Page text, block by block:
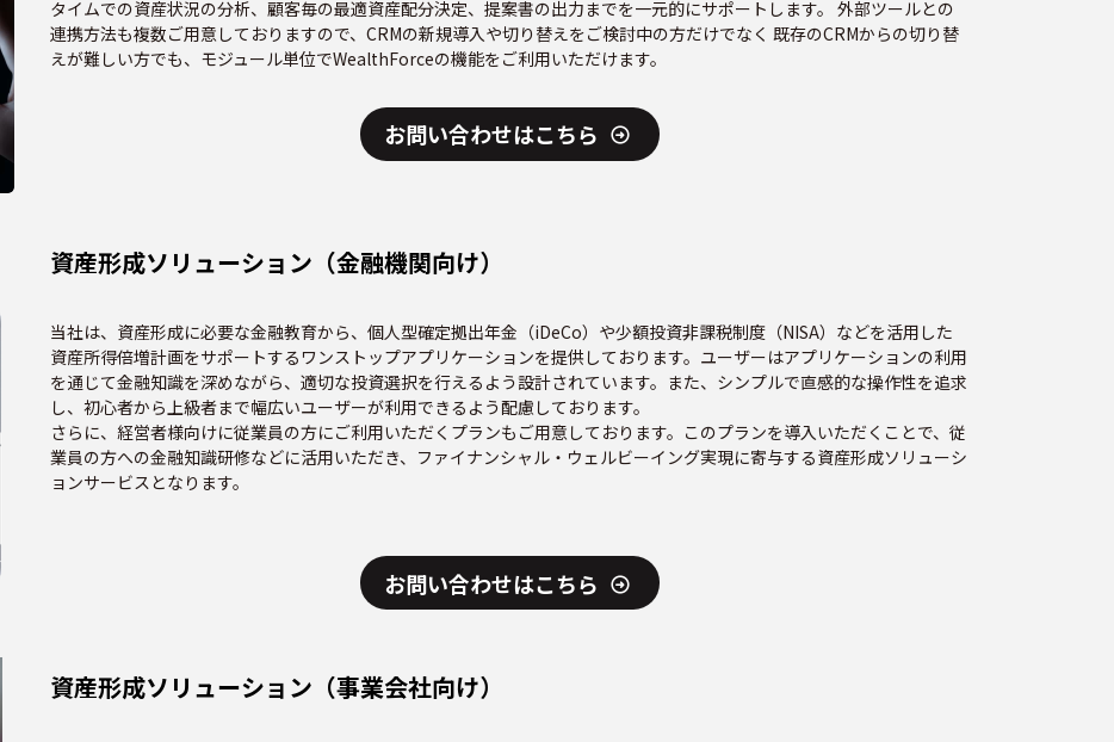
タイムでの資産状況の分析、顧客毎の最適資産配分決定、提案書の出力までを一元的にサポートします。 外部ツールとの
連携方法も複数ご用意しておりますので、CRMの新規導入や切り替えをご検討中の方だけでなく 既存のCRMからの切り替
えが難しい方でも、モジュール単位でWealthForceの機能をご利用いただけます。
お問い合わせはこちら
資産形成ソリューション（金融機関向け）
当社は、資産形成に必要な金融教育から、個人型確定拠出年金（iDeCo）や少額投資非課税制度（NISA）などを活用した
資産所得倍増計画をサポートするワンストップアプリケーションを提供しております。ユーザーはアプリケーションの利用
を通じて金融知識を深めながら、適切な投資選択を行えるよう設計されています。また、シンプルで直感的な操作性を追求
し、初心者から上級者まで幅広いユーザーが利用できるよう配慮しております。
さらに、経営者様向けに従業員の方にご利用いただくプランもご用意しております。このプランを導入いただくことで、従
業員の方への金融知識研修などに活用いただき、ファイナンシャル・ウェルビーイング実現に寄与する資産形成ソリューシ
ョンサービスとなります。
お問い合わせはこちら
資産形成ソリューション（事業会社向け）